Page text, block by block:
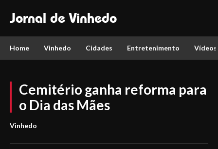
Jornal de Vinhedo
Home Vinhedo Cidades Entretenimento Vídeos
Cemitério ganha reforma para
o Dia das Mães
Vinhedo